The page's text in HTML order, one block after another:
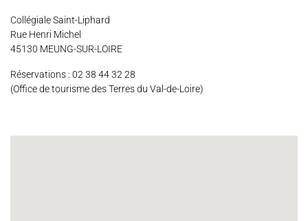
Collégiale Saint-Liphard
Rue Henri Michel
45130 MEUNG-SUR-LOIRE
Réservations : 02 38 44 32 28
(Office de tourisme des Terres du Val-de-Loire)